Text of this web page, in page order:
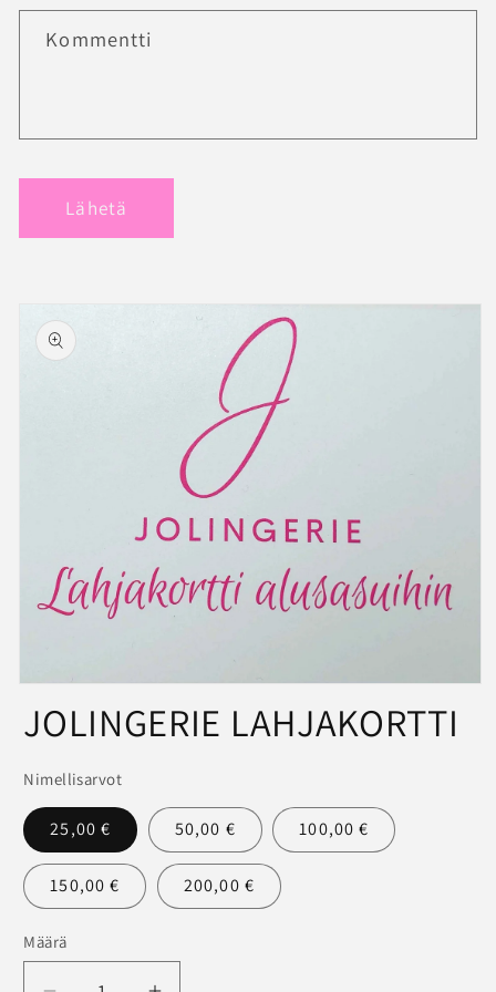
Kommentti
Lähetä
Siirry
tuotetietoihin
modaalisessa
JOLINGERIE LAHJAKORTTI
Nimellisarvot
25,00 € 50,00 € 100,00 €
150,00 € 200,00 €
Määrä
Määrä